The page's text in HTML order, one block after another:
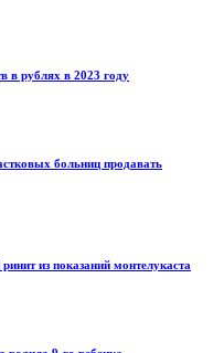
в рублях в 2023 году
больниц продавать
из показаний монтелукаста